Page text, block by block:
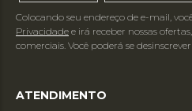
Colocando seu endereço de e-mail,
Privacidade e irá receber nossas
comerciais. Você poderá se
ATENDIMENTO